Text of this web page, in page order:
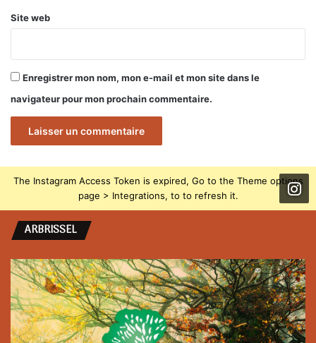
Site web
Enregistrer mon nom, mon e-mail et mon site dans le
navigateur pour mon prochain commentaire.
The Instagram Access Token is expired, Go to the Theme options
page > Integrations, to to refresh it.
ARBRISSEL